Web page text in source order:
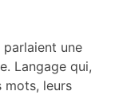
parlaient une
Langage qui,
mots, leurs